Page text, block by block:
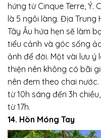
hứng từ Cinque Terre, Ý.
là 5 ngôi làng. Địa Trung
Tây Âu hứa hẹn sẽ làm
tiểu cảnh và góc sống
ảnh để đời. Một vài lưu
thiện nên không có bãi
nên đem theo chai
từ 10h sáng đến 3h
từ 17h.
14. Hòn Móng Tay